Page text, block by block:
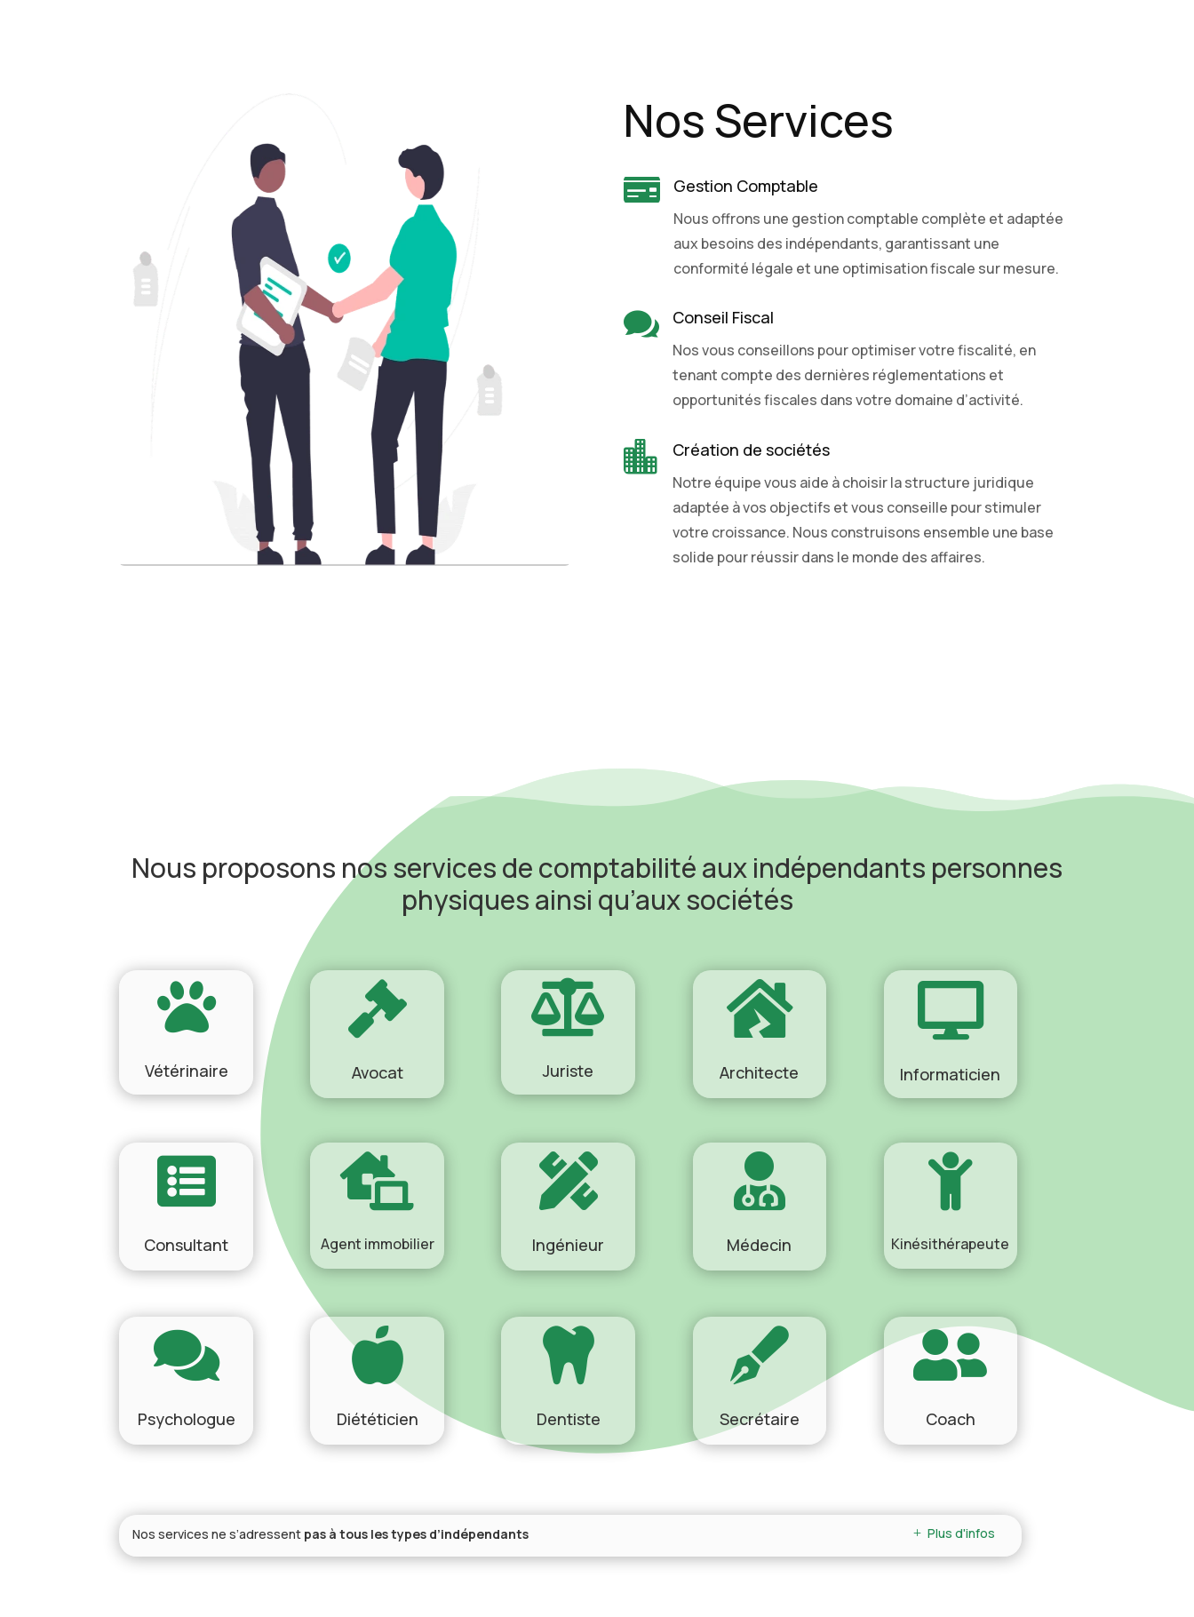
Nos Services
 Gestion Comptable
Nous offrons une gestion comptable complète et adaptée
aux besoins des indépendants, garantissant une
conformité légale et une optimisation fiscale sur mesure.
 Conseil Fiscal
Nos vous conseillons pour optimiser votre fiscalité, en
tenant compte des dernières réglementations et
opportunités fiscales dans votre domaine d’activité.
 Création de sociétés
Notre équipe vous aide à choisir la structure juridique
adaptée à vos objectifs et vous conseille pour stimuler
votre croissance. Nous construisons ensemble une base
solide pour réussir dans le monde des affaires.
Nous proposons nos services de comptabilité aux indépendants personnes
physiques ainsi qu’aux sociétés

Vétérinaire

Avocat

Juriste

Architecte

Informaticien

Consultant

Agent immobilier

Ingénieur

Médecin

Kinésithérapeute

Psychologue

Diététicien

Dentiste

Secrétaire

Coach
Nos services ne s’adressent pas à tous les types d’indépendants Plus d'infos